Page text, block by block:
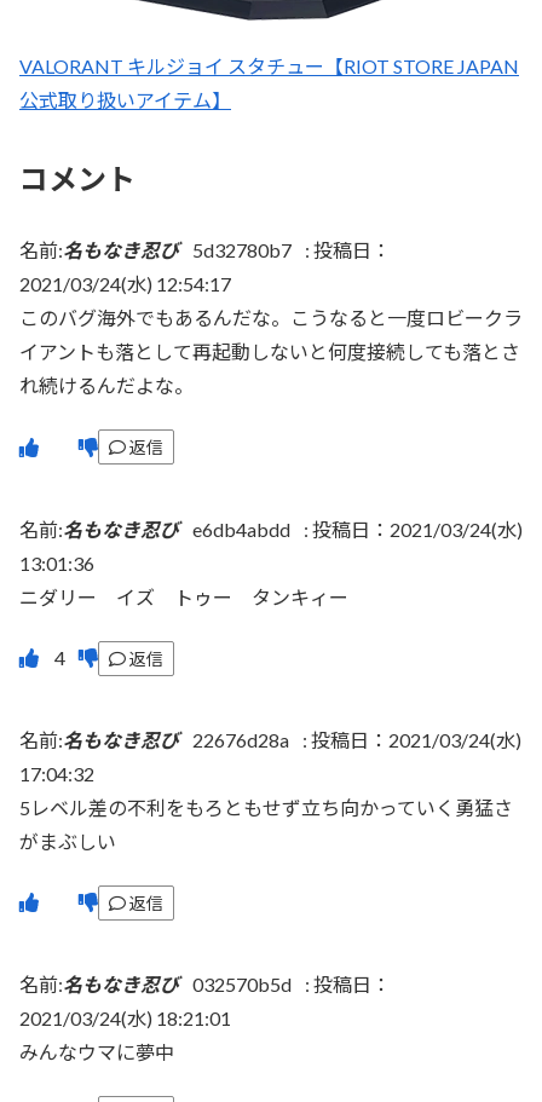
VALORANT キルジョイ スタチュー【RIOT STORE JAPAN
公式取り扱いアイテム】
コメント
名前:名もなき忍び 5d32780b7 : 投稿日：
2021/03/24(水) 12:54:17
このバグ海外でもあるんだな。こうなると一度ロビークラ
イアントも落として再起動しないと何度接続しても落とさ
れ続けるんだよな。
返信
名前:名もなき忍び e6db4abdd : 投稿日：2021/03/24(水)
13:01:36
ニダリー イズ トゥー タンキィー
返信
名前:名もなき忍び 22676d28a : 投稿日：2021/03/24(水)
17:04:32
5レベル差の不利をもろともせず立ち向かっていく勇猛さ
がまぶしい
返信
名前:名もなき忍び 032570b5d : 投稿日：
2021/03/24(水) 18:21:01
みんなウマに夢中